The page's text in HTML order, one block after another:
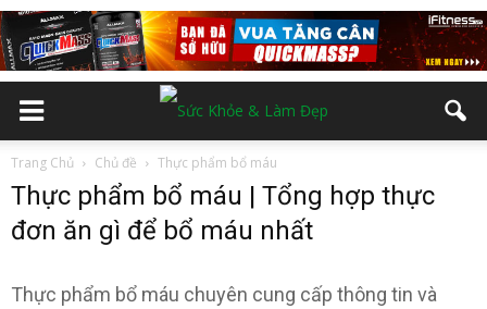
Trang Chủ Chủ đề Thực phẩm bổ máu
Thực phẩm bổ máu | Tổng hợp thực
đơn ăn gì để bổ máu nhất
Thực phẩm bổ máu chuyên cung cấp thông tin và